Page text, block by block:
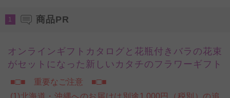
1 商品PR
オンラインギフトカタログと花瓶付きバラの花束
がセットになった新しいカタチのフラワーギフト
■□■ 重要なご注意 ■□■
(1)北海道・沖縄へのお届けは別途1,000円（税別）の追